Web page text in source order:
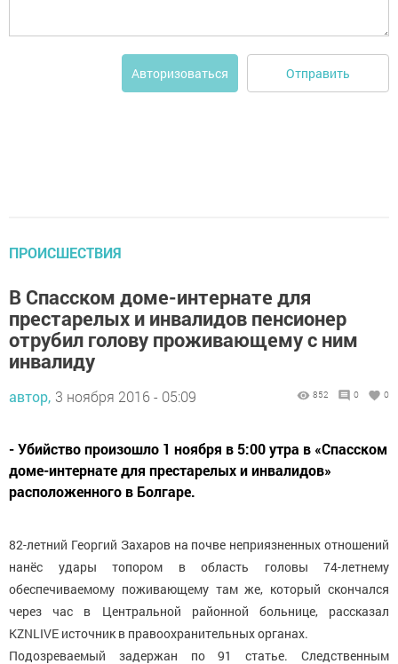
Авторизоваться Отправить
ПРОИСШЕСТВИЯ
В Спасском доме-интернате для
престарелых и инвалидов пенсионер
отрубил голову проживающему с ним
инвалиду
автор, 3 ноября 2016 - 05:09 852 0 0
- Убийство произошло 1 ноября в 5:00 утра в «Спасском
доме-интернате для престарелых и инвалидов»
расположенного в Болгаре.
82-летний Георгий Захаров на почве неприязненных отношений
нанёс удары топором в область головы 74-летнему
обеспечиваемому поживающему там же, который скончался
через час в Центральной районной больнице, рассказал
KZNLIVE источник в правоохранительных органах.
Подозреваемый задержан по 91 статье. Следственным